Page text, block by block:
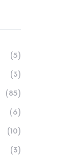
(5)
(3)
(85)
(6)
(10)
(3)